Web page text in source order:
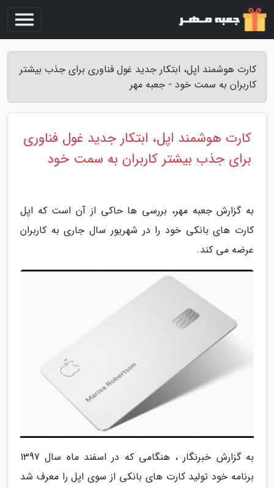
کارت هوشمند اپل، ابتکار جدید غول فناوری برای جذب بیشتر
کاربران به سمت خود - جعبه مهر
کارت هوشمند اپل، ابتکار جدید غول فناوری
برای جذب بیشتر کاربران به سمت خود
به گزارش جعبه مهر، بررسی ها حاکی از آن است که اپل
کارت های بانکی خود را در شهریور سال جاری به کاربران
عرضه می کند.
به گزارش خبرنگار ، هنگامی که در اسفند ماه سال 1397
برنامه خود تولید کارت های بانکی از سوی اپل را معرف شد